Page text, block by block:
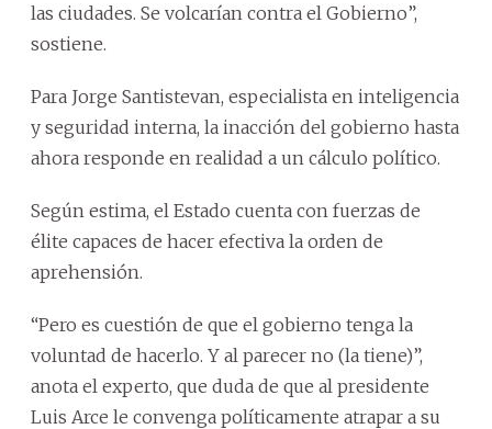
las ciudades. Se volcarían contra el Gobierno”,
sostiene.
Para Jorge Santistevan, especialista en inteligencia
y seguridad interna, la inacción del gobierno hasta
ahora responde en realidad a un cálculo político.
Según estima, el Estado cuenta con fuerzas de
élite capaces de hacer efectiva la orden de
aprehensión.
“Pero es cuestión de que el gobierno tenga la
voluntad de hacerlo. Y al parecer no (la tiene)”,
anota el experto, que duda de que al presidente
Luis Arce le convenga políticamente atrapar a su